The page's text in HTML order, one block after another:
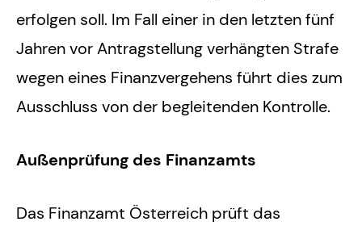
erfolgen soll. Im Fall einer in den letzten fünf
Jahren vor Antragstellung verhängten Strafe
wegen eines Finanzvergehens führt dies zum
Ausschluss von der begleitenden Kontrolle.
Außenprüfung des Finanzamts
Das Finanzamt Österreich prüft das